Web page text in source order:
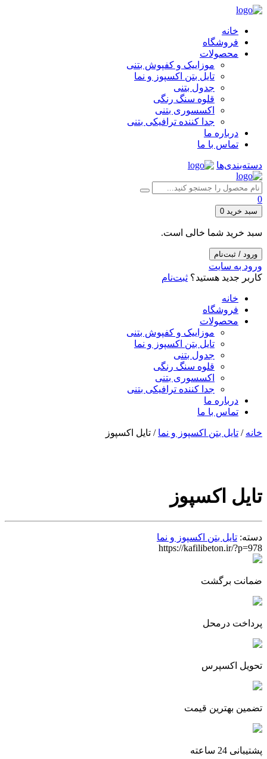
خانه
فروشگاه
محصولات
موزاییک و کفپوش بتنی
تایل بتن اکسپوز و نما
جدول بتنی
قلوه سنگ رنگی
اکسسوری بتنی
جدا کننده ترافیکی بتنی
درباره ما
تماس با ما
دسته‌بندی‌ها
0
سبد خرید 0
سبد خرید شما خالی است.
ورود / ثبت‌نام
ورود به سایت
کاربر جدید هستید؟ ثبت‌نام
خانه
فروشگاه
محصولات
موزاییک و کفپوش بتنی
تایل بتن اکسپوز و نما
جدول بتنی
قلوه سنگ رنگی
اکسسوری بتنی
جدا کننده ترافیکی بتنی
درباره ما
تماس با ما
خانه / تایل بتن اکسپوز و نما / تایل اکسپوز
تایل اکسپوز
دسته: تایل بتن اکسپوز و نما
https://kafilibeton.ir/?p=978
ضمانت برگشت
پرداخت درمحل
تحویل اکسپرس
تضمین بهترین قیمت
پشتیبانی 24 ساعته